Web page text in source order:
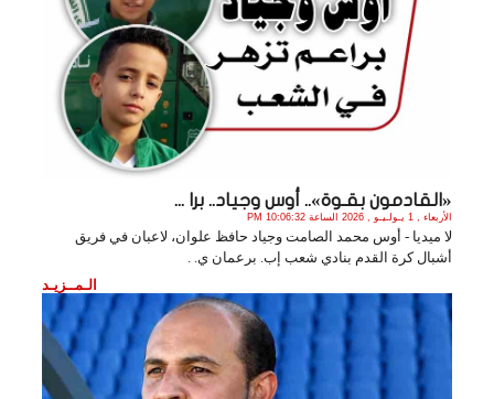
«القادمون بقـوة».. أوس وجياد.. برا ...
الأربعاء , 1 يـولـيـو , 2026 الساعة 10:06:32 PM
لا ميديا - أوس محمد الصامت وجياد حافظ علوان، لاعبان في فريق
أشبال كرة القدم بنادي شعب إب. برعمان ي. .
الـمــزيـد